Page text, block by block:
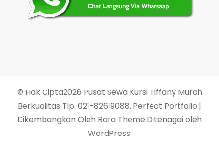
© Hak Cipta2026 Pusat Sewa Kursi Tiffany Murah
Berkualitas Tlp. 021-82619088. Perfect Portfolio |
Dikembangkan Oleh Rara Theme.Ditenagai oleh
WordPress.